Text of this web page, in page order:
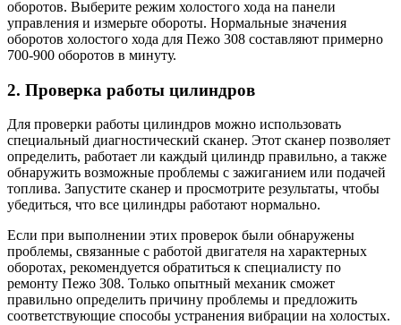
оборотов. Выберите режим холостого хода на панели
управления и измерьте обороты. Нормальные значения
оборотов холостого хода для Пежо 308 составляют примерно
700-900 оборотов в минуту.
2. Проверка работы цилиндров
Для проверки работы цилиндров можно использовать
специальный диагностический сканер. Этот сканер позволяет
определить, работает ли каждый цилиндр правильно, а также
обнаружить возможные проблемы с зажиганием или подачей
топлива. Запустите сканер и просмотрите результаты, чтобы
убедиться, что все цилиндры работают нормально.
Если при выполнении этих проверок были обнаружены
проблемы, связанные с работой двигателя на характерных
оборотах, рекомендуется обратиться к специалисту по
ремонту Пежо 308. Только опытный механик сможет
правильно определить причину проблемы и предложить
соответствующие способы устранения вибрации на холостых.